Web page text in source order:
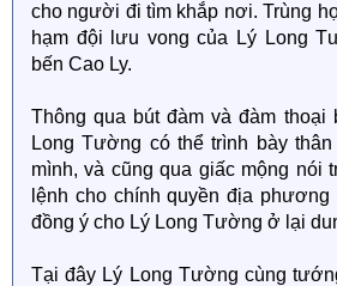
cho người đi tìm khắp nơi. Trùng
hạm đội lưu vong của Lý Long
bến Cao Ly.
Thông qua bút đàm và đàm thoại
Long Tường có thể trình bày
mình, và cũng qua giấc mộng nói
lệnh cho chính quyền địa
đồng ý cho Lý Long Tường ở lại
Tại đây Lý Long Tường cùng